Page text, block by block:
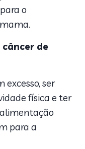
o
de
excesso, ser
física e ter
para a